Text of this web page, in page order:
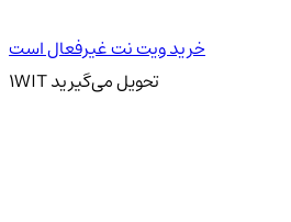
خرید ویت نت غیرفعال است
1WIT تحویلمی‌گیرید